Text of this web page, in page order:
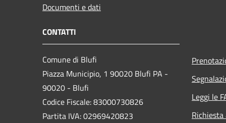
Documenti e dati
CONTATTI
Comune di Blufi
Piazza Municipio, 1 90020 Blufi PA -
90020 - Blufi
Codice Fiscale: 83000730826
Partita IVA: 02969420823
Leggi le